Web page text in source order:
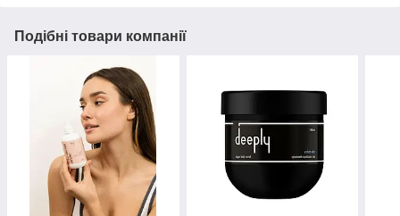
Подібні товари компанії